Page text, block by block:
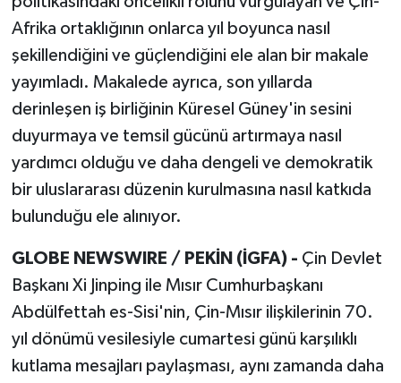
Afrika ortaklığının onlarca yıl boyunca nasıl
şekillendiğini ve güçlendiğini ele alan bir makale
yayımladı. Makalede ayrıca, son yıllarda
derinleşen iş birliğinin Küresel Güney'in sesini
duyurmaya ve temsil gücünü artırmaya nasıl
yardımcı olduğu ve daha dengeli ve demokratik
bir uluslararası düzenin kurulmasına nasıl katkıda
bulunduğu ele alınıyor.
GLOBE NEWSWIRE / PEKİN (İGFA) - Çin Devlet
Başkanı Xi Jinping ile Mısır Cumhurbaşkanı
Abdülfettah es-Sisi'nin, Çin-Mısır ilişkilerinin 70.
yıl dönümü vesilesiyle cumartesi günü karşılıklı
kutlama mesajları paylaşması, aynı zamanda daha